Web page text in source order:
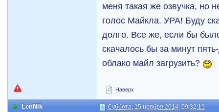
меня такая же озвучка, но
голос Майкла. УРА! Буду
долго. Все же, если бы
скачалось бы за минут
облако майл загрузить?
Наверх
LenNik Суббота, 15 ноября 2014, 09:32:19